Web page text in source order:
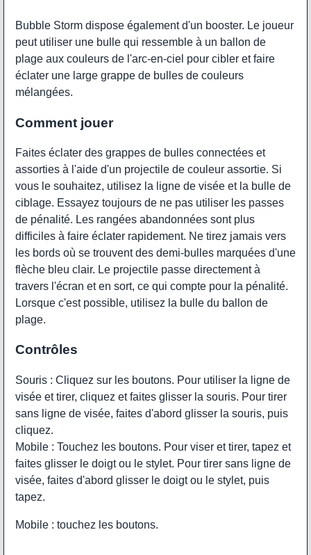
Bubble Storm dispose également d'un booster. Le joueur
peut utiliser une bulle qui ressemble à un ballon de
plage aux couleurs de l'arc-en-ciel pour cibler et faire
éclater une large grappe de bulles de couleurs
mélangées.
Comment jouer
Faites éclater des grappes de bulles connectées et
assorties à l'aide d'un projectile de couleur assortie. Si
vous le souhaitez, utilisez la ligne de visée et la bulle de
ciblage. Essayez toujours de ne pas utiliser les passes
de pénalité. Les rangées abandonnées sont plus
difficiles à faire éclater rapidement. Ne tirez jamais vers
les bords où se trouvent des demi-bulles marquées d'une
flèche bleu clair. Le projectile passe directement à
travers l'écran et en sort, ce qui compte pour la pénalité.
Lorsque c'est possible, utilisez la bulle du ballon de
plage.
Contrôles
Souris : Cliquez sur les boutons. Pour utiliser la ligne de
visée et tirer, cliquez et faites glisser la souris. Pour tirer
sans ligne de visée, faites d'abord glisser la souris, puis
cliquez.
Mobile : Touchez les boutons. Pour viser et tirer, tapez et
faites glisser le doigt ou le stylet. Pour tirer sans ligne de
visée, faites d'abord glisser le doigt ou le stylet, puis
tapez.
Mobile : touchez les boutons.